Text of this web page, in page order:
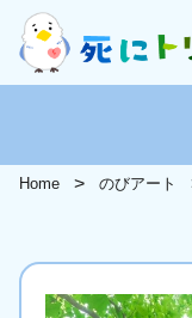
Home のびアート